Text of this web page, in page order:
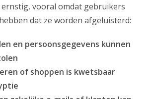
ernstig, vooral omdat gebruikers
dat ze worden afgeluisterd:
en persoonsgegevens kunnen
of shoppen is kwetsbaar